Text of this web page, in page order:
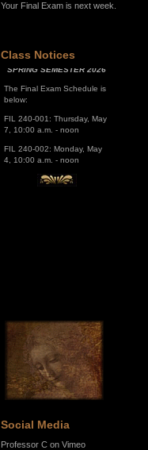
Your Final Exam is next week.
Class Notices
SPRING SEMESTER 2026
The Final Exam Schedule is
FIL 240-001: Thursday, May
FIL 240-002: Monday, May
Social Media
Professor C on Vimeo